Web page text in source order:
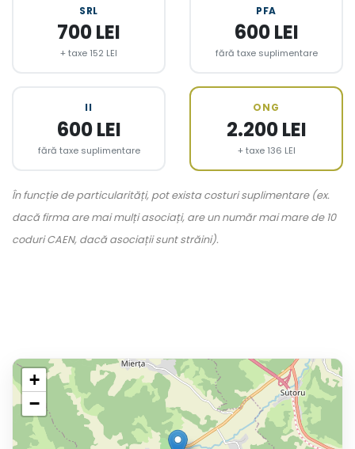
SRL
700 LEI
+ taxe 152 LEI
PFA
600 LEI
fără taxe suplimentare
II
600 LEI
fără taxe suplimentare
ONG
2.200 LEI
+ taxe 136 LEI
În funcție de particularități, pot exista costuri suplimentare (ex.
dacă firma are mai mulți asociați, are un număr mai mare de 10
coduri CAEN, dacă asociații sunt străini).
+
−